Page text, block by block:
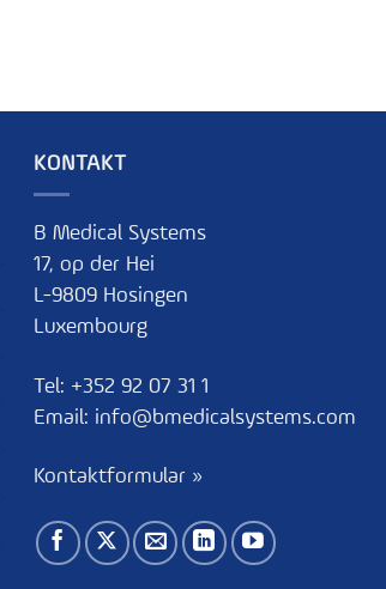
KONTAKT
B Medical Systems
17, op der Hei
L-9809 Hosingen
Luxembourg
Tel: +352 92 07 31 1
Email: info@bmedicalsystems.com
Kontaktformular »